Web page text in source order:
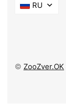
RU
© ZooZver.OK